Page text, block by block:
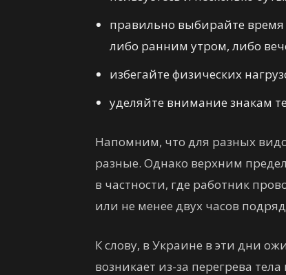
правильно выбирайте время
либо ранним утром, либо
избегайте физических
уделяйте внимание знакам
Напомним, что для разных
разные. Однако верхним
в частности, где работник
или не менее двух часов
К слову, в Украине в эти дни
возникает из-за перегрева